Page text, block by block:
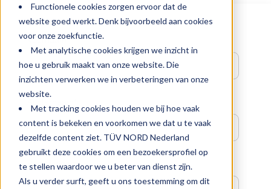
Functionele cookies zorgen ervoor dat de
website goed werkt. Denk bijvoorbeeld aan cookies
voor onze zoekfunctie.
Met analytische cookies krijgen we inzicht in
hoe u gebruik maakt van onze website. Die
inzichten verwerken we in verbeteringen van onze
website.
Met tracking cookies houden we bij hoe vaak
content is bekeken en voorkomen we dat u te vaak
dezelfde content ziet. TÜV NORD Nederland
gebruikt deze cookies om een bezoekersprofiel op
te stellen waardoor we u beter van dienst zijn.
Als u verder surft, geeft u ons toestemming om dit
Voornaam*
Bedrijfsnaam*